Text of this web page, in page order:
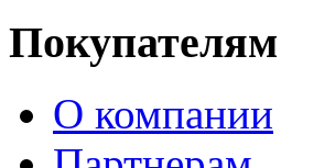
Покупателям
О компании